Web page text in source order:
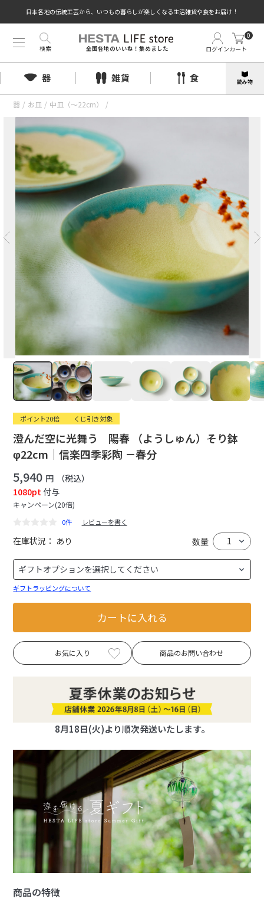
日本各地の伝統工芸から、いつもの暮らしが楽しくなる生活雑貨や食をお届け！
全国各地のいいね！集めました ログインカート
0
検索
器 雑貨 食 読み物
器 / お皿 / 中皿（〜22cm） /
ポイント20倍 くじ引き対象
澄んだ空に光舞う 陽春 （ようしゅん）そり鉢
φ22cm｜信楽四季彩陶 －春分
5,940 円
（税込）
1080pt 付与
キャンペーン(20倍)
0件 レビューを書く
在庫状況： あり 数量
ギフトラッピングについて
カートに入れる
お気に入り 商品のお問い合わせ
8月18日(火)より順次発送いたします。
商品の特徴